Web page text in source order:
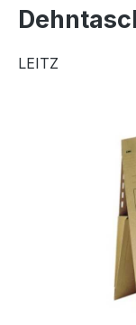
LEITZ
Bildergalerie